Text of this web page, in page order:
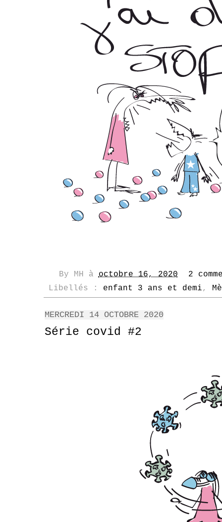
By MH àoctobre 16, 2020
2
Libellés : enfant 3 ans et demi,
MERCREDI 14 OCTOBRE 2020
Série covid #2